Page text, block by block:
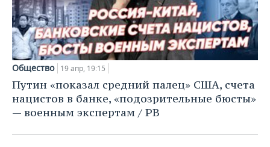
Общество 19 апр, 19:15
Путин «показал средний палец» США, счета
нацистов в банке, «подозрительные бюсты»
— военным экспертам / РВ